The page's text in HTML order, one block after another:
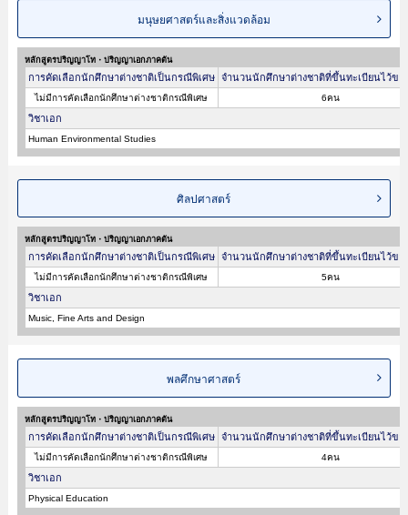
มนุษยศาสตร์และสิ่งแวดล้อม
หลักสูตรปริญญาโท・ปริญญาเอกภาคต้น
การคัดเลือกนักศึกษาต่างชาติเป็นกรณีพิเศษ จำนวนนักศึกษาต่างชาติที่ขึ้นทะเบียนไว้ขอ
ไม่มีการคัดเลือกนักศึกษาต่างชาติกรณีพิเศษ 6คน
วิชาเอก
Human Environmental Studies
ศิลปศาสตร์
หลักสูตรปริญญาโท・ปริญญาเอกภาคต้น
การคัดเลือกนักศึกษาต่างชาติเป็นกรณีพิเศษ จำนวนนักศึกษาต่างชาติที่ขึ้นทะเบียนไว้ขอ
ไม่มีการคัดเลือกนักศึกษาต่างชาติกรณีพิเศษ 5คน
วิชาเอก
Music, Fine Arts and Design
พลศึกษาศาสตร์
หลักสูตรปริญญาโท・ปริญญาเอกภาคต้น
การคัดเลือกนักศึกษาต่างชาติเป็นกรณีพิเศษ จำนวนนักศึกษาต่างชาติที่ขึ้นทะเบียนไว้ขอ
ไม่มีการคัดเลือกนักศึกษาต่างชาติกรณีพิเศษ 4คน
วิชาเอก
Physical Education